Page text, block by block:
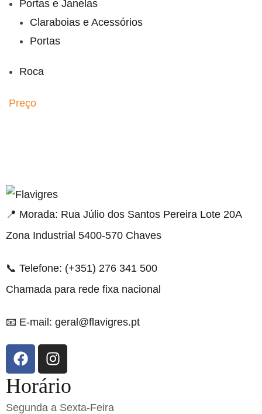
Portas e Janelas
Claraboias e Acessórios
Portas
Roca
Preço
resmi adresi
📍 Morada: Rua Júlio dos Santos Pereira Lote 20A
Zona Industrial 5400-570 Chaves
📞 Telefone: (+351) 276 341 500
Chamada para rede fixa nacional
📧 E-mail: geral@flavigres.pt
Horário
Segunda a Sexta-Feira